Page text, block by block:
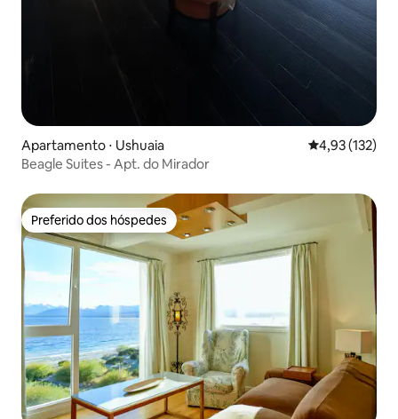
Apartamento ⋅ Ushuaia 4,93 de uma
4,93 (132)
Beagle Suites - Apt. do Mirador
Preferido dos hóspedes
Preferido dos hóspedes